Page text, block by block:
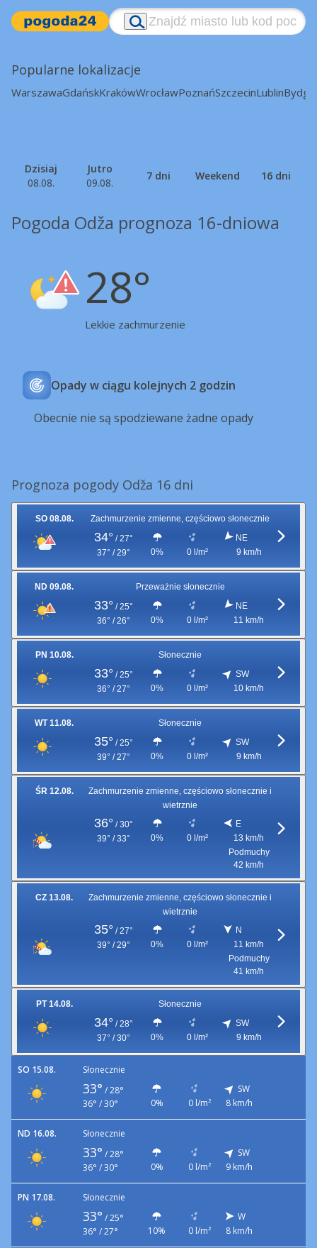
Popularne lokalizacje
WarszawaGdańskKrakówWrocławPoznańSzczecinLublin
Dzisiaj
08.08.
Jutro
09.08.
7 dni Weekend 16 dni
Pogoda Odža prognoza 16-dniowa
28°
Lekkie zachmurzenie
Opady w ciągu kolejnych 2 godzin
Obecnie nie są spodziewane żadne opady
Prognoza pogody Odža 16 dni
SO 08.08. Zachmurzenie zmienne, częściowo słonecznie
34° / 27°
37° / 29°
0% 0 l/m²
NE
9 km/h
ND 09.08. Przeważnie słonecznie
33° / 25°
36° / 26°
0% 0 l/m²
NE
11 km/h
PN 10.08. Słonecznie
33° / 25°
36° / 27°
0% 0 l/m²
SW
10 km/h
WT 11.08. Słonecznie
35° / 25°
39° / 27°
0% 0 l/m²
SW
9 km/h
ŚR 12.08.
Zachmurzenie zmienne, częściowo słonecznie i
wietrznie
36° / 30°
39° / 33°
0% 0 l/m²
E
13 km/h
Podmuchy
42 km/h
CZ 13.08.
Zachmurzenie zmienne, częściowo słonecznie i
wietrznie
35° / 27°
39° / 29°
0% 0 l/m²
N
11 km/h
Podmuchy
41 km/h
PT 14.08. Słonecznie
34° / 28°
37° / 30°
0% 0 l/m²
SW
9 km/h
SO 15.08. Słonecznie
33° / 28°
36° / 30°
0% 0 l/m²
SW
8 km/h
ND 16.08. Słonecznie
33° / 28°
36° / 30°
0% 0 l/m²
SW
9 km/h
PN 17.08. Słonecznie
33° / 25°
36° / 27°
10% 0 l/m²
W
8 km/h